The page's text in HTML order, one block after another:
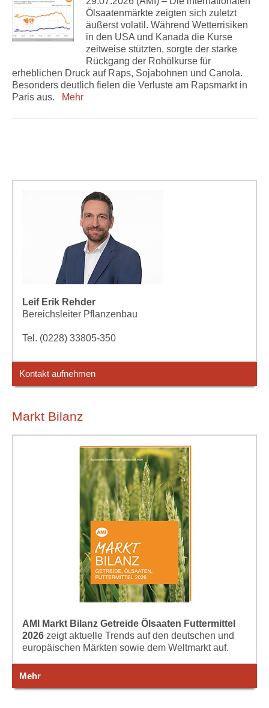
Ölsaatenmärkte zeigten sich zuletzt
äußerst volatil. Während Wetterrisiken
in den USA und Kanada die Kurse
zeitweise stützten, sorgte der starke
Rückgang der Rohölkurse für
erheblichen Druck auf Raps, Sojabohnen und Canola.
Besonders deutlich fielen die Verluste am Rapsmarkt in
Paris aus.
Mehr
Leif Erik Rehder
Bereichsleiter Pflanzenbau
Tel. (0228) 33805-350
Kontakt aufnehmen
Markt Bilanz
AMI Markt Bilanz Getreide Ölsaaten Futtermittel
2026 zeigt aktuelle Trends auf den deutschen und
europäischen Märkten sowie dem Weltmarkt auf.
Mehr